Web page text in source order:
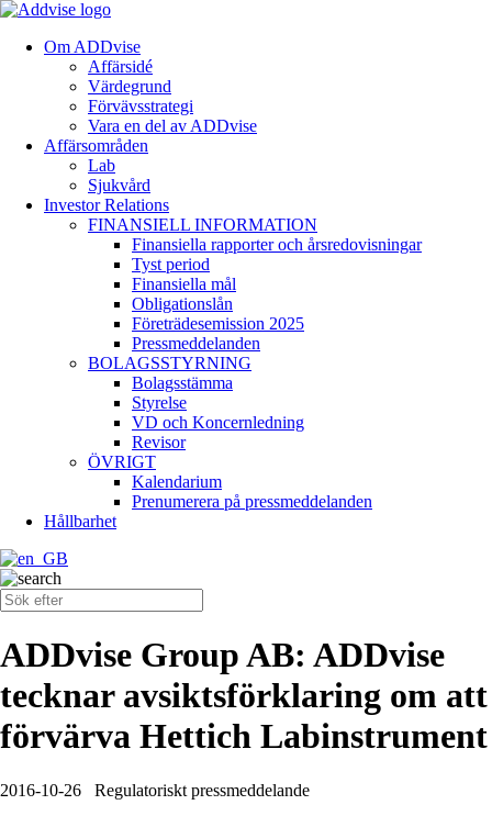
Om ADDvise
Affärsidé
Värdegrund
Förvävsstrategi
Vara en del av ADDvise
Affärsområden
Lab
Sjukvård
Investor Relations
FINANSIELL INFORMATION
Finansiella rapporter och årsredovisningar
Tyst period
Finansiella mål
Obligationslån
Företrädesemission 2025
Pressmeddelanden
BOLAGSSTYRNING
Bolagsstämma
Styrelse
VD och Koncernledning
Revisor
ÖVRIGT
Kalendarium
Prenumerera på pressmeddelanden
Hållbarhet
ADDvise Group AB: ADDvise
tecknar avsiktsförklaring om att
förvärva Hettich Labinstrument
2016-10-26
Regulatoriskt pressmeddelande